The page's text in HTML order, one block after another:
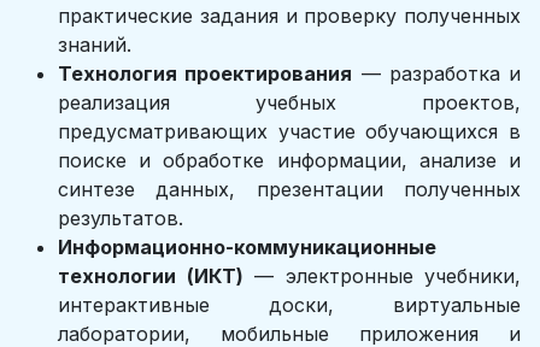
практические задания и проверку полученных
знаний.
Технология проектирования — разработка и
реализация учебных проектов,
предусматривающих участие обучающихся в
поиске и обработке информации, анализе и
синтезе данных, презентации полученных
результатов.
Информационно-коммуникационные
технологии (ИКТ) — электронные учебники,
интерактивные доски, виртуальные
лаборатории, мобильные приложения и